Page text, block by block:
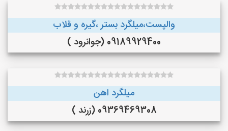
والپست،میلگرد بستر ،گیره و قلاب
09189929400 (جوانرود )
میلگرد اهن
09369469308 (زرند )